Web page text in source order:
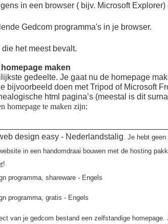
in een browser ( bijv. Microsoft
Gedcom programma's in je browser.
het meest bevalt.
maken
gedeelte. Je gaat nu de homepage
bijvoorbeeld doen met Tripod of Microsoft
html pagina’s (meestal is dit
homepage te maken zijn:
design easy - Nederlandstalig . Je hebt
in een handomdraai bouwen met de hosting
!
programma, shareware - Engels
programma, gratis - Engels
van je gedcom bestand een zelfstandige homepage.